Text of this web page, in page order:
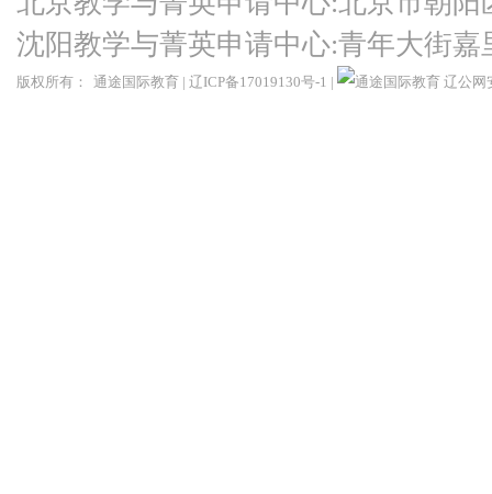
沈阳教学与菁英申请中心:青年大街
版权所有： 通途国际教育 | 辽ICP备17019130号-1 | 辽公网